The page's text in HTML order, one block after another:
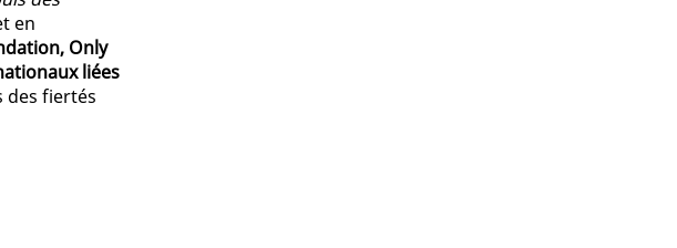
en
Only
liées
des fiertés